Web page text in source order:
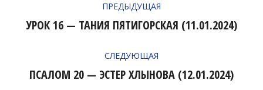
ПО
ПРЕДЫДУЩАЯ
Предыдущая
УРОК 16 — ТАНИЯ ПЯТИГОРСКАЯ (11.01.2024)
СЛЕДУЮЩАЯ
Следующая
ПСАЛОМ 20 — ЭСТЕР ХЛЫНОВА (12.01.2024)